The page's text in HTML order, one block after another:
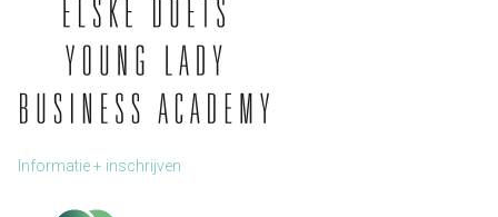
Informatie + inschrijven